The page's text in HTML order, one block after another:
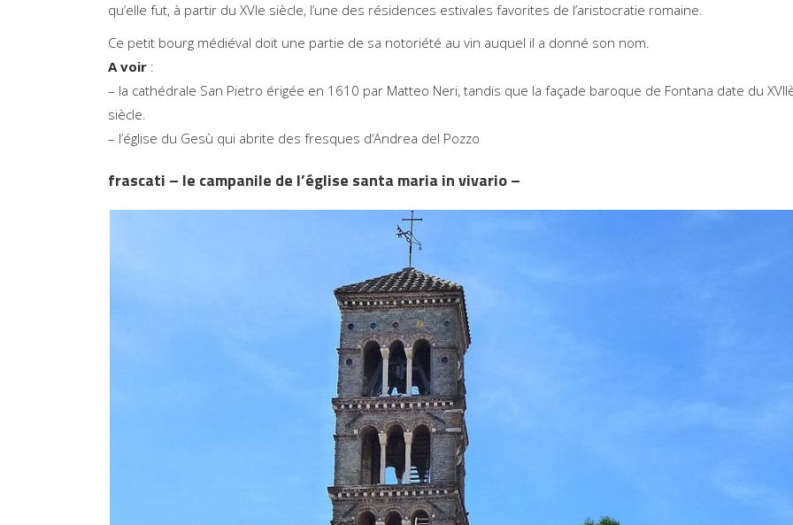
qu’elle fut, à partir du XVIe siècle, l’une des résidences estivales favorites de l’aristocratie romaine.
Ce petit bourg médiéval doit une partie de sa notoriété au vin auquel il a donné son nom.
A voir :
– la cathédrale San Pietro érigée en 1610 par Matteo Neri, tandis que la façade baroque de Fontana date du
siècle.
– l’église du Gesù qui abrite des fresques d’Andrea del Pozzo
frascati – le campanile de l’église santa maria in vivario –